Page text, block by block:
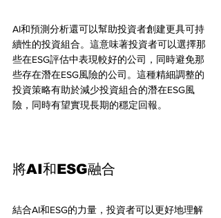
AI和預測分析還可以幫助投資者創建更具可持
續性的投資組合。這意味著投資者可以選擇那
些在ESG評估中表現較好的公司，同時避免那
些存在潛在ESG風險的公司。這種精細調整的
投資策略有助於減少投資組合的潛在ESG風
險，同時有望實現長期的穩定回報。
將AI和ESG融合
結合AI和ESG的力量，投資者可以更好地理解